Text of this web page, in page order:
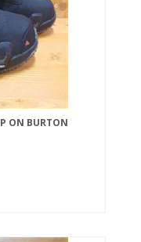
ON BURTON